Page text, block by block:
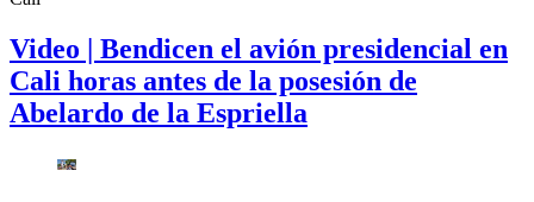
Video | Bendicen el avión presidencial en
Cali horas antes de la posesión de
Abelardo de la Espriella